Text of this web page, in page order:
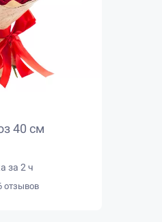
40 см
за 2 ч
отзывов